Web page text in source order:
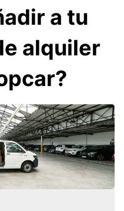
a tu
alquiler